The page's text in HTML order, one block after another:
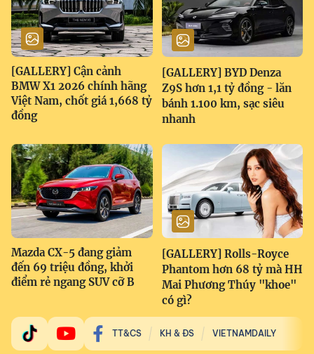
[GALLERY] Cận cảnh
BMW X1 2026 chính hãng
Việt Nam, chốt giá 1,668 tỷ
đồng
[GALLERY] BYD Denza
Z9S hơn 1,1 tỷ đồng - lăn
bánh 1.100 km, sạc siêu
nhanh
Mazda CX-5 đang giảm
đến 69 triệu đồng, khởi
điểm rẻ ngang SUV cỡ B
[GALLERY] Rolls-Royce
Phantom hơn 68 tỷ mà HH
Mai Phương Thúy "khoe"
có gì?
TT&CS KH & ĐS VIETNAMDAILY